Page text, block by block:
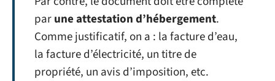
parune attestation d’hébergement.
Comme justificatif, on a : la facture d’eau,
la facture d’électricité, un titre de
propriété, un avis d’imposition, etc.